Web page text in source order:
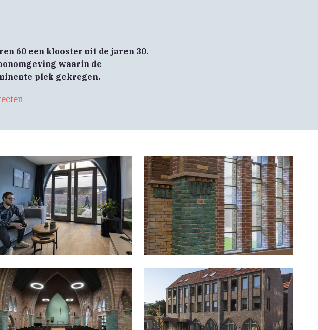
60 een klooster uit de jaren 30.
waarin de
plek gekregen.